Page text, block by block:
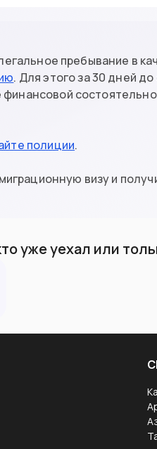
пребывание в
. Для этого за 30 дней
полиции.
визу и
уже уехал или